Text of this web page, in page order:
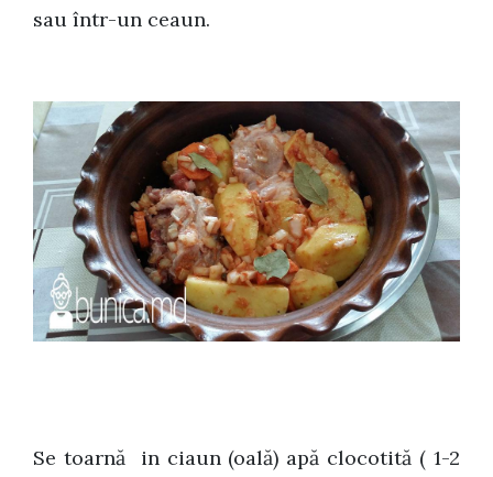
sau într-un ceaun.
Se toarnă in ciaun (oală) apă clocotită ( 1-2